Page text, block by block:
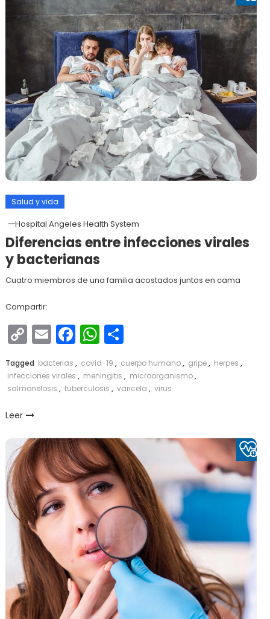
Salud y vida
Hospital Angeles Health System
Diferencias entre infecciones virales
y bacterianas
Cuatro miembros de una familia acostados juntos en cama
Compartir:
Copy
Link
EmailFacebook
WhatsApp
Compartir
Tagged bacterias , covid-19 , cuerpo humano, gripe, herpes ,
infecciones virales , meningitis , microorganismo,
salmonelosis , tuberculosis , varicela , virus
Leer